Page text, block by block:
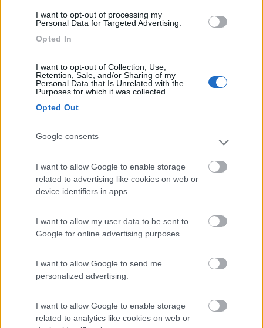
I want to opt-out of processing my
Personal Data for Targeted Advertising.
Opted In
I want to opt-out of Collection, Use,
Retention, Sale, and/or Sharing of my
Personal Data that Is Unrelated with the
Purposes for which it was collected.
Opted Out
Google consents
I want to allow Google to enable storage
related to advertising like cookies on web or
device identifiers in apps.
I want to allow my user data to be sent to
Google for online advertising purposes.
I want to allow Google to send me
personalized advertising.
I want to allow Google to enable storage
related to analytics like cookies on web or
AlexDe
La nuova sosta indicata è poco distante dalla
Caratteristiche Posizione
Faloppa82 11/12/2017 13:12
Caratteristiche Posizione
Ottimo Parcheggio. Sicuro e silenzioso per la
ristorante dell' outlet.